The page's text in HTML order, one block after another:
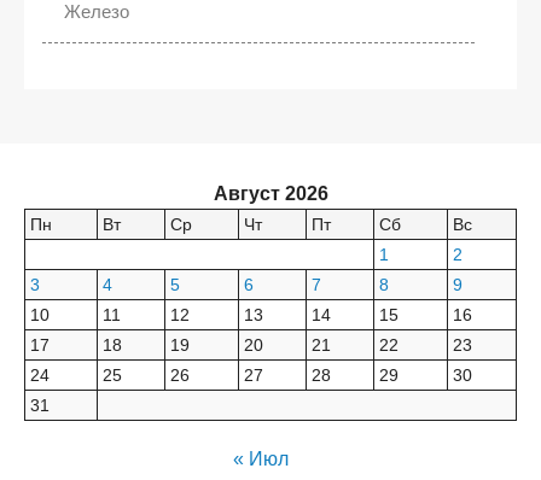
Железо
Август 2026
Пн Вт Ср Чт Пт Сб
Вс
1
2
3
4 5 6 7 8
9
10
11 12 13 14 15
16
17
18 19 20 21 22
23
24
25 26 27 28 29
30
31
« Июл